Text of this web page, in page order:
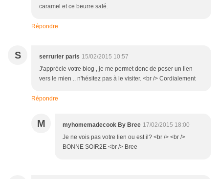
caramel et ce beurre salé.
Répondre
S serrurier paris 15/02/2015 10:57
J'apprécie votre blog , je me permet donc de poser un lien
vers le mien .. n'hésitez pas à le visiter. <br /> Cordialement
Répondre
M myhomemadecook By Bree 17/02/2015 18:00
Je ne vois pas votre lien ou est il? <br /> <br />
BONNE SOIR2E <br /> Bree